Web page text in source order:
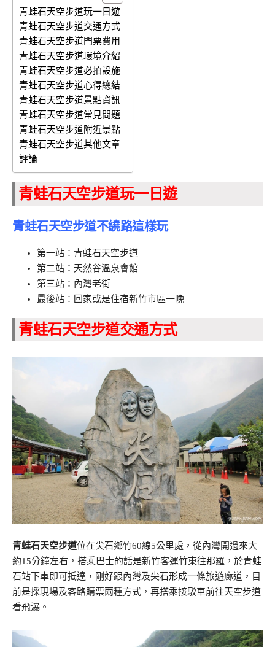
青蛙石天空步道玩一日遊
青蛙石天空步道交通方式
青蛙石天空步道門票費用
青蛙石天空步道環境介紹
青蛙石天空步道必拍設施
青蛙石天空步道心得總結
青蛙石天空步道景點資訊
青蛙石天空步道常見問題
青蛙石天空步道附近景點
青蛙石天空步道其他文章
評論
青蛙石天空步道玩一日遊
青蛙石天空步道不繞路這樣玩
第一站：青蛙石天空步道
第二站：天然谷溫泉會館
第三站：內灣老街
最後站：回家或是住宿新竹市區一晚
青蛙石天空步道交通方式
青蛙石天空步道位在尖石鄉竹60線5公里處，從內灣開過來大
約15分鐘左右，搭乘巴士的話是新竹客運竹東往那羅，於青蛙
石站下車即可抵達，剛好跟內灣及尖石形成一條旅遊廊道，目
前是採現場及客路購票兩種方式，再搭乘接駁車前往天空步道
看飛瀑。